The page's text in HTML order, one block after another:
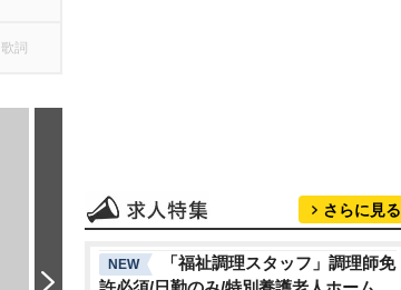
歌詞
さらに見る
NEW
「福祉調理スタッフ」調理師免